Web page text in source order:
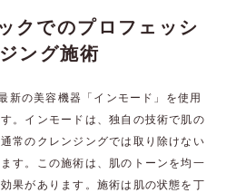
クでのプロフェッシ
ング施術
新の美容機器「インモード」を使用
。インモードは、独自の技術で肌の
常のクレンジングでは取り除けない
す。この施術は、肌のトーンを均一
果があります。施術は肌の状態を丁